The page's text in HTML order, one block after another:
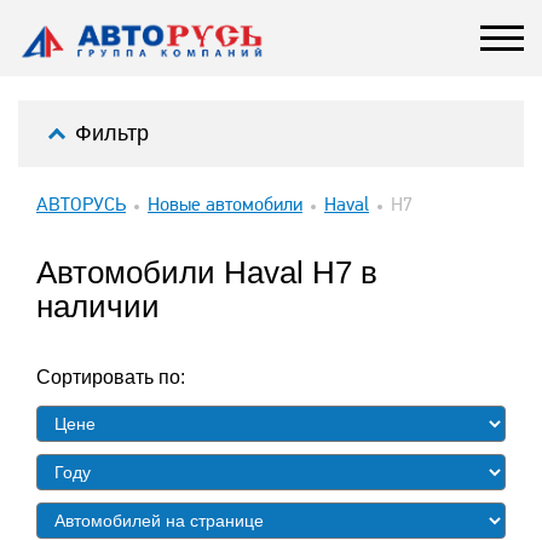
Фильтр
АВТОРУСЬ Новые автомобили Haval H7
Автомобили Haval H7 в
наличии
Сортировать по: